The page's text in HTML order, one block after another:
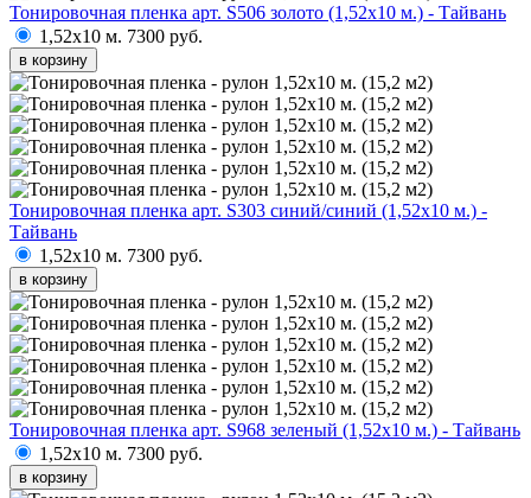
Тонировочная пленка арт. S506 золото (1,52х10 м.) - Тайвань
1,52х10 м. 7300 руб.
в корзину
Тонировочная пленка арт. S303 синий/синий (1,52х10 м.) -
Тайвань
1,52х10 м. 7300 руб.
в корзину
Тонировочная пленка арт. S968 зеленый (1,52х10 м.) - Тайвань
1,52х10 м. 7300 руб.
в корзину